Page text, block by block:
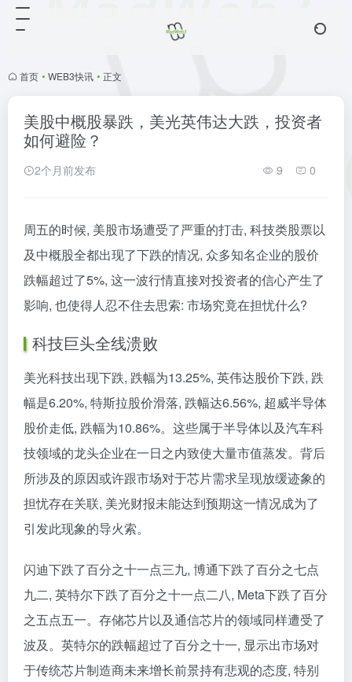
首页 • WEB3快讯 • 正文
美股中概股暴跌，美光英伟达大跌，投资者
如何避险？
2个月前发布 9 0
周五的时候, 美股市场遭受了严重的打击, 科技类股票以
及中概股全都出现了下跌的情况, 众多知名企业的股价
跌幅超过了5%, 这一波行情直接对投资者的信心产生了
影响, 也使得人忍不住去思索: 市场究竟在担忧什么?
科技巨头全线溃败
美光科技出现下跌, 跌幅为13.25%, 英伟达股价下跌, 跌
幅是6.20%, 特斯拉股价滑落, 跌幅达6.56%, 超威半导体
股价走低, 跌幅为10.86%。这些属于半导体以及汽车科
技领域的龙头企业在一日之内致使大量市值蒸发。背后
所涉及的原因或许跟市场对于芯片需求呈现放缓迹象的
担忧存在关联, 美光财报未能达到预期这一情况成为了
引发此现象的导火索。
闪迪下跌了百分之十一点三九, 博通下跌了百分之七点
九二, 英特尔下跌了百分之十一点二八, Meta下跌了百分
之五点五一。存储芯片以及通信芯片的领域同样遭受了
波及。英特尔的跌幅超过了百分之十一, 显示出市场对
于传统芯片制造商未来增长前景持有悲观的态度, 特别